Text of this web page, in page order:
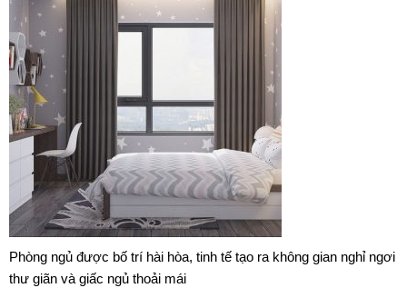
Phòng ngủ được bố trí hài hòa, tinh tế tạo ra không gian nghỉ ngơi
thư giãn và giấc ngủ thoải mái